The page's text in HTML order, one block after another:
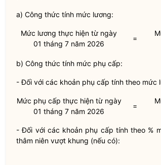
a) Công thức tính mức lương:
Mức lương thực hiện từ ngày
01 tháng 7 năm 2026
=
b) Công thức tính mức phụ cấp:
- Đối với các khoản phụ cấp tính theo mức
Mức phụ cấp thực hiện từ ngày
01 tháng 7 năm 2026
=
- Đối với các khoản phụ cấp tính theo %
thâm niên vượt khung (nếu có):